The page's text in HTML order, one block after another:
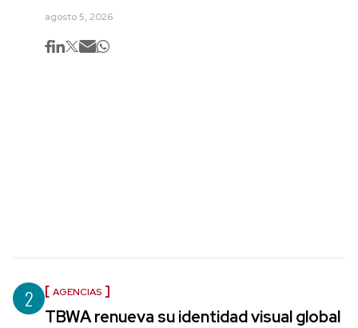
agosto 5, 2026
2 AGENCIAS
TBWA renueva su identidad visual global